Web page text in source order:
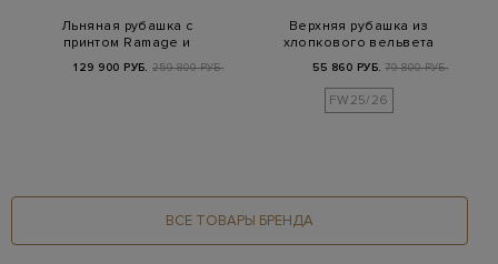
Льняная рубашка с
принтом Ramage и
цепочками Мониль
129 900 РУБ. 259 800 РУБ.
Верхняя рубашка из
хлопкового вельвета
с символикой
55 860 РУБ. 79 800 РУБ.
FW25/26
ВСЕ ТОВАРЫ БРЕНДА